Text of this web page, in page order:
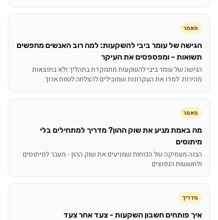
מאמר
הגישה של עומר ביבי להשקעות: למה רוב האנשים מחפשים
תשואות – ומפספסים את העיקר
הגישה של עומר ביבי להשקעות מתמקדת בתהליך ולא בתוצאות
מהירות. למדו את העקרונות שמובילים להצלחה לטווח ארוך.
מאמר
מה באמת מניע את שוק ההון? מדריך למתחילים בלי
מיתוסים
הבנה מעמיקה של הכוחות שמניעים את שוק ההון - מעבר למיתוסים
ולחששות הנפוצים
מדריך
איך פותחים חשבון השקעות - צעד אחר צעד